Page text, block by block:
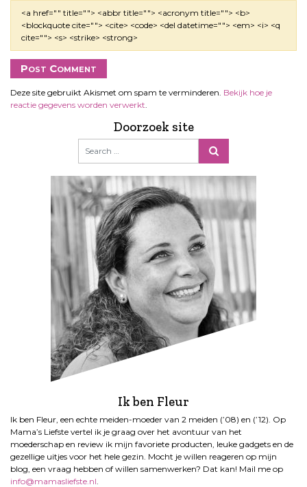
<a href="" title=""> <abbr title=""> <acronym title=""> <b>
<blockquote cite=""> <cite> <code> <del datetime=""> <em> <i> <q
cite=""> <s> <strike> <strong>
Deze site gebruikt Akismet om spam te verminderen. Bekijk hoe je
reactie gegevens worden verwerkt
Doorzoek site
Ik ben Fleur
Ik ben Fleur, een echte meiden-moeder van 2 meiden (’08) en (’12). Op
Mama’s Liefste vertel ik je graag over het avontuur van het
moederschap en review ik mijn favoriete producten, leuke gadgets en de
gezellige uitjes voor het hele gezin. Mocht je willen reageren op mijn
blog, een vraag hebben of willen samenwerken? Dat kan! Mail me op
info@mamasliefste.nl